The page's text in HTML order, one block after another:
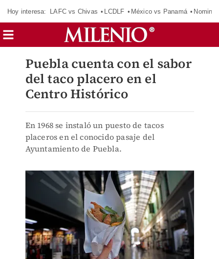
Hoy interesa: LAFC vs Chivas LCDLF México vs Panamá
Puebla cuenta con el sabor
del taco placero en el
Centro Histórico
En 1968 se instaló un puesto de tacos
placeros en el conocido pasaje del
Ayuntamiento de Puebla.